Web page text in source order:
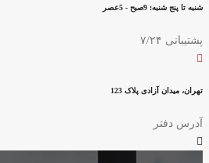
شنبه تا پنج شنبه: 9صبح - 5عصر
پشتیبانی ۷/۲۴
تهران، میدان آزادی پلاک 123
آدرس دفتر